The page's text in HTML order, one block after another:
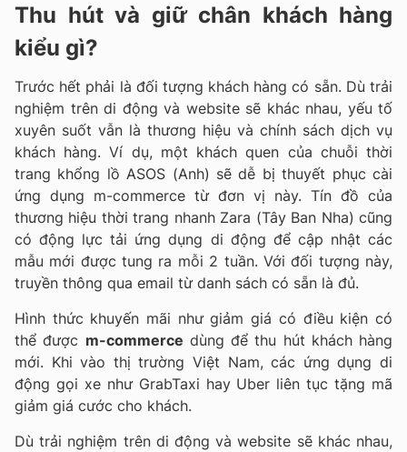
Thu hút và giữ chân khách hàng
kiểu gì?
Trước hết phải là đối tượng khách hàng có sẵn. Dù trải
nghiệm trên di động và website sẽ khác nhau, yếu tố
xuyên suốt vẫn là thương hiệu và chính sách dịch vụ
khách hàng. Ví dụ, một khách quen của chuỗi thời
trang khổng lồ ASOS (Anh) sẽ dễ bị thuyết phục cài
ứng dụng m-commerce từ đơn vị này. Tín đồ của
thương hiệu thời trang nhanh Zara (Tây Ban Nha) cũng
có động lực tải ứng dụng di động để cập nhật các
mẫu mới được tung ra mỗi 2 tuần. Với đối tượng này,
truyền thông qua email từ danh sách có sẵn là đủ.
Hình thức khuyến mãi như giảm giá có điều kiện có
thể được m-commerce dùng để thu hút khách hàng
mới. Khi vào thị trường Việt Nam, các ứng dụng di
động gọi xe như GrabTaxi hay Uber liên tục tặng mã
giảm giá cước cho khách.
Dù trải nghiệm trên di động và website sẽ khác nhau,